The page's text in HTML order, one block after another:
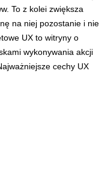
To z kolei zwiększa
na niej pozostanie i nie
UX to witryny o
wykonywania akcji
cechy UX